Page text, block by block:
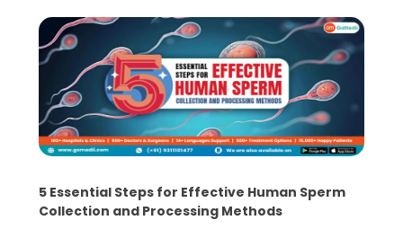
5 Essential Steps for Effective Human Sperm
Collection and Processing Methods